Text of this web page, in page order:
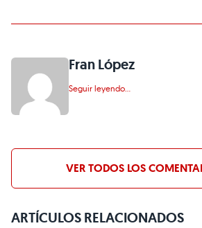
Fran López
Seguir leyendo...
VER TODOS LOS
ARTÍCULOS RELACIONADOS